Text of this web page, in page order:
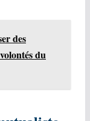
des
du